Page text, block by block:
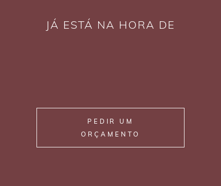
JÁ ESTÁ NA HORA DE
PEDIR UM
ORÇAMENTO